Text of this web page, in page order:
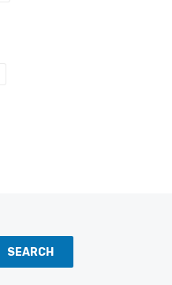
SEARCH